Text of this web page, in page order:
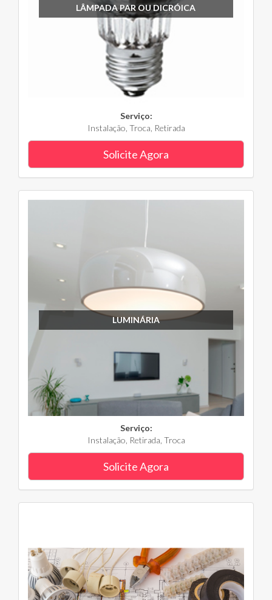
LÂMPADA PAR OU DICRÓICA
Serviço:
Instalação, Troca, Retirada
Solicite Agora
LUMINÁRIA
Serviço:
Instalação, Retirada, Troca
Solicite Agora